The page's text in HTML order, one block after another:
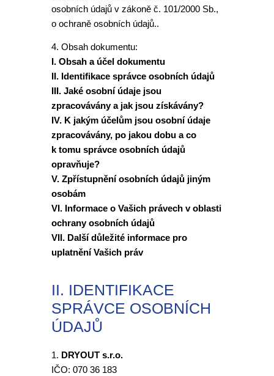
osobních údajů v zákoně č. 101/2000 Sb.,
o ochraně osobních údajů..
4. Obsah dokumentu:
I. Obsah a účel dokumentu
II. Identifikace správce osobních údajů
III. Jaké osobní údaje jsou
zpracovávány a jak jsou získávány?
IV. K jakým účelům jsou osobní údaje
zpracovávány, po jakou dobu a co
k tomu správce osobních údajů
opravňuje?
V. Zpřístupnění osobních údajů jiným
osobám
VI. Informace o Vašich právech v oblasti
ochrany osobních údajů
VII. Další důležité informace pro
uplatnění Vašich práv
II. IDENTIFIKACE
SPRÁVCE OSOBNÍCH
ÚDAJŮ
1. DRYOUT s.r.o.
IČO: 070 36 183